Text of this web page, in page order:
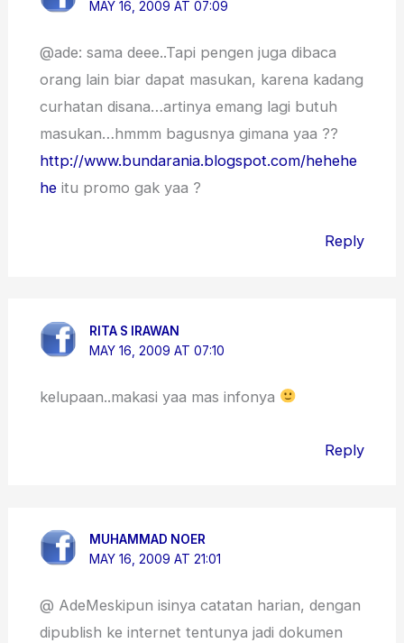
MAY 16, 2009 AT 07:09
@ade: sama deee..Tapi pengen juga dibaca
orang lain biar dapat masukan, karena kadang
curhatan disana…artinya emang lagi butuh
masukan…hmmm bagusnya gimana yaa ??
http://www.bundarania.blogspot.com/hehehe
heitu promo gak yaa ?
Reply
RITA S IRAWAN
MAY 16, 2009 AT 07:10
kelupaan..makasi yaa mas infonya
Reply
MUHAMMAD NOER
MAY 16, 2009 AT 21:01
@ AdeMeskipun isinya catatan harian, dengan
dipublish ke internet tentunya jadi dokumen